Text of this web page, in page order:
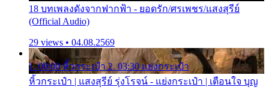
18 บทเพลงดังจากฟากฟ้า - ยอดรัก/ศรเพชร/แสงสุรีย์
(Official Audio)
29 views • 04.08.2569
1. 00:00 หิ้วกระเป๋า 2. 03:30 แย่งกระเป๋า
หิ้วกระเป๋า | แสงสุรีย์ รุ่งโรจน์ - แย่งกระเป๋า | เตือนใจ บุญ